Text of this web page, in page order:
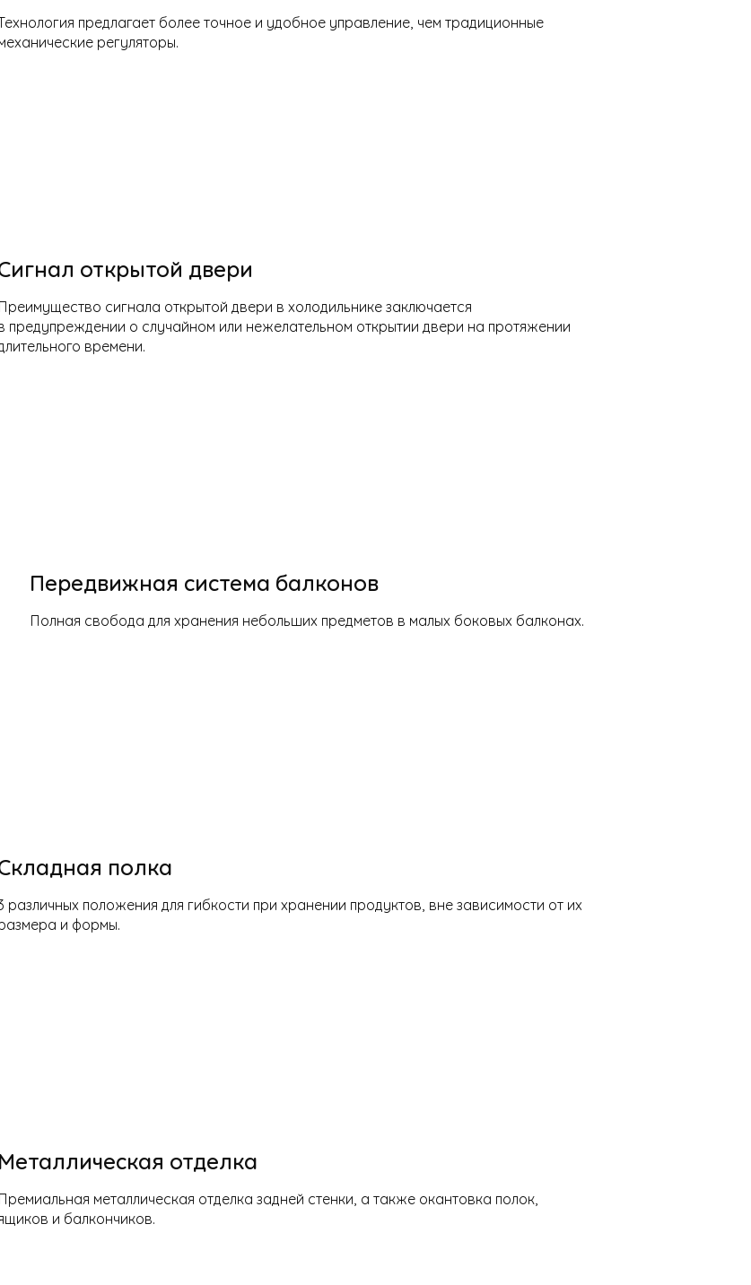
предлагает более точное и удобное управление, чем традиционные
регуляторы.
открытой двери
Преимущество сигнала открытой двери в холодильнике заключается
предупреждении о случайном или нежелательном открытии двери на протяжении
времени.
Передвижная система балконов
Полная свобода для хранения небольших предметов в малых боковых балконах.
полка
различных положения для гибкости при хранении продуктов, вне зависимости от их
и формы.
Металлическая отделка
Премиальная металлическая отделка задней стенки, а также окантовка полок,
и балкончиков.